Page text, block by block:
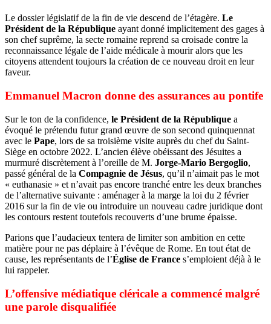
Le dossier législatif de la fin de vie descend de l’étagère. Le
Président de la République ayant donné implicitement des gages à
son chef suprême, la secte romaine reprend sa croisade contre la
reconnaissance légale de l’aide médicale à mourir alors que les
citoyens attendent toujours la création de ce nouveau droit en leur
faveur.
Emmanuel Macron donne des assurances au pontife
Sur le ton de la confidence, le Président de la République a
évoqué le prétendu futur grand œuvre de son second quinquennat
avec le Pape, lors de sa troisième visite auprès du chef du Saint-
Siège en octobre 2022. L’ancien élève obéissant des Jésuites a
murmuré discrètement à l’oreille de M. Jorge-Mario Bergoglio,
passé général de la Compagnie de Jésus, qu’il n’aimait pas le mot
« euthanasie » et n’avait pas encore tranché entre les deux branches
de l’alternative suivante : aménager à la marge la loi du 2 février
2016 sur la fin de vie ou introduire un nouveau cadre juridique dont
les contours restent toutefois recouverts d’une brume épaisse.
Parions que l’audacieux tentera de limiter son ambition en cette
matière pour ne pas déplaire à l’évêque de Rome. En tout état de
cause, les représentants de l’Église de France s’emploient déjà à le
lui rappeler.
L’offensive médiatique cléricale a commencé malgré
une parole disqualifiée